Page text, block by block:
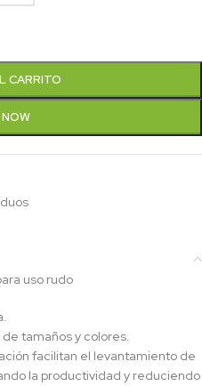
CARRITO
uso rudo
tamaños y colores.
facilitan el levantamiento de
la productividad y reduciendo